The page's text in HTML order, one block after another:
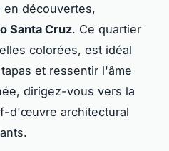
en découvertes,
Santa Cruz. Ce quartier
colorées, est idéal
et ressentir l'âme
dirigez-vous vers la
d'œuvre architectural